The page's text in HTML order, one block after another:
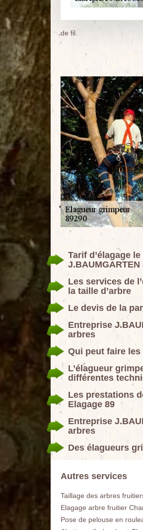
de fil.
Tarif d’élagage
J.BAUMGARTEN
Les services de
la taille d’arbre
Le devis de la
Entreprise
arbres
Qui peut faire les
L’élagueur
différentes
Les prestations
Elagage 89
Entreprise
arbres
Des élagueurs
Autres services
Taillage des arbres
Elagage arbre fruitier
Pose de pelouse en